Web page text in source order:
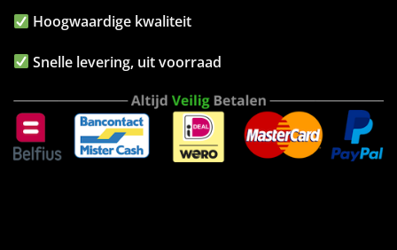
Hoogwaardige kwaliteit
Snelle levering, uit voorraad